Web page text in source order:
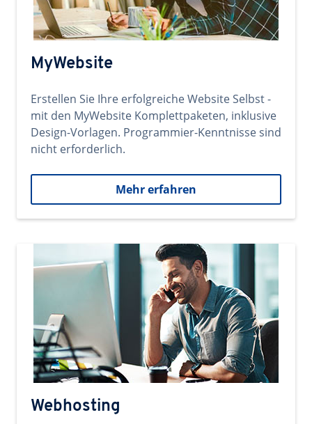
MyWebsite
Erstellen Sie Ihre erfolgreiche Website Selbst -
mit den MyWebsite Komplettpaketen, inklusive
Design-Vorlagen. Programmier-Kenntnisse sind
nicht erforderlich.
Mehr erfahren
Webhosting